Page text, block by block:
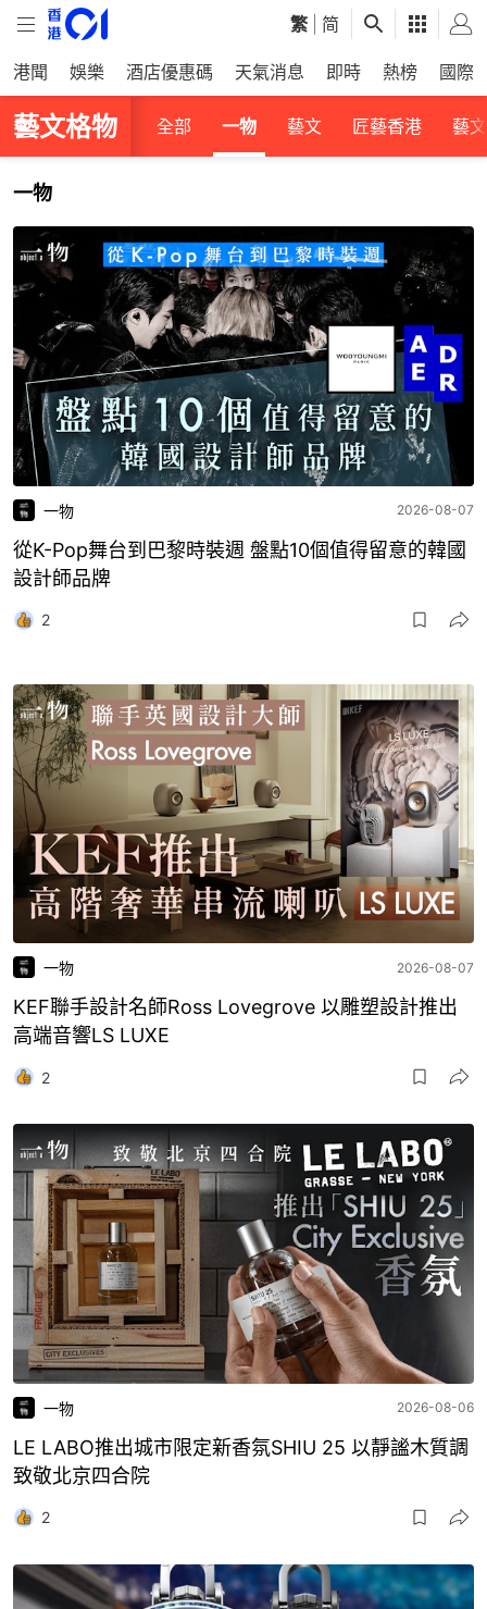
繁 简
港聞 娛樂 酒店優惠碼 天氣消息 即時 熱榜 國際
藝文格物 全部 一物 藝文 匠藝香港 藝
一物
一物 2026-08-07
從K-Pop舞台到巴黎時裝週 盤點10個值得留意的韓國
設計師品牌
2
一物 2026-08-07
KEF聯手設計名師Ross Lovegrove 以雕塑設計推出
高端音響LS LUXE
2
一物 2026-08-06
LE LABO推出城市限定新香氛SHIU 25 以靜謐木質調
致敬北京四合院
2